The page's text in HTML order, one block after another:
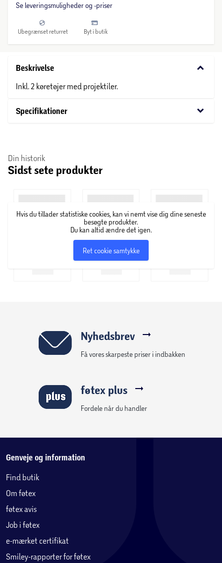
Se leveringsmuligheder og -priser
Ubegrænset returret Byt i butik
Beskrivelse keyboard_arrow_down
Inkl. 2 køretøjer med projektiler.
Specifikationer keyboard_arrow_down
Din historik
Sidst sete produkter
Hvis du tillader statistiske cookies, kan vi nemt vise dig dine seneste
besøgte produkter.
Du kan altid ændre det igen.
Ret cookie samtykke
Nyhedsbrev
Få vores skarpeste priser i indbakken
føtex plus
Fordele når du handler
Genveje og information
Find butik
Om føtex
føtex avis
Job i føtex
e-mærket certifikat
Smiley-rapporter for føtex